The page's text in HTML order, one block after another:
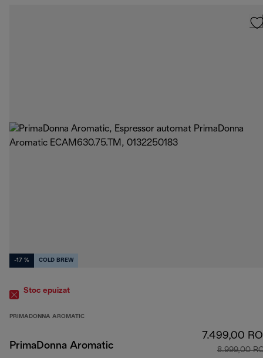
-17 % COLD BREW
Stoc epuizat
PRIMADONNA AROMATIC
PrimaDonna Aromatic
7.499,00
8.999,00